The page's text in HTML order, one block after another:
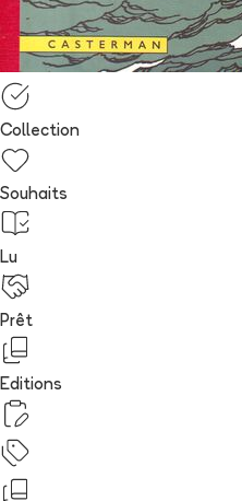
Collection
Souhaits
Lu
Prêt
Editions